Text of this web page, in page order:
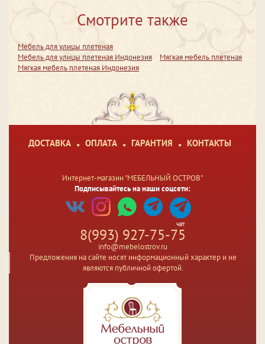
Смотрите также
Мебель для улицы плетеная
Мебель для улицы плетеная Индонезия
Мягкая мебель плетеная
Мягкая мебель плетеная Индонезия
ДОСТАВКА ОПЛАТА ГАРАНТИЯ КОНТАКТЫ
Интернет-магазин "МЕБЕЛЬНЫЙ ОСТРОВ"
Подписывайтесь на наши соцсети:
чат
8(993) 927-75-75
info@mebelostrov.ru
Предложения на сайте носят информационный характер и не
являются публичной офертой.